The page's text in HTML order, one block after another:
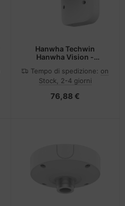
Hanwha Techwin
Hanwha Vision -
geeignet für
Wandmontage
Tempo di spedizione: on
Stock, 2-4 giorni
76,88 €